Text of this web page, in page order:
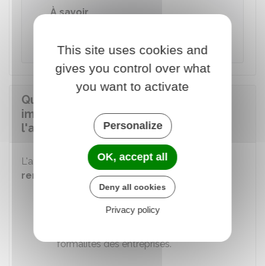
À savoir
transmis à l'acheteur.
Quels renseignements sur l'agence
immobilière doivent figurer sur
l'annonce immobilière ?
L'annonce doit également comporter des
renseignements sur l'agence immobilière
NuméroSIREN
Mention de l'inscription de l'agent
formalités des entreprises.
This site uses cookies and
gives you control over what
you want to activate
Personalize
OK, accept all
Deny all cookies
Privacy policy